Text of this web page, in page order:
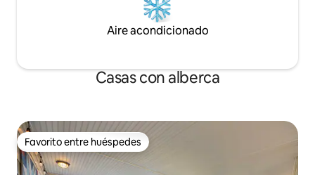
Aire acondicionado
Casas con alberca
Favorito entre huéspedes
Favorito entre huéspedes